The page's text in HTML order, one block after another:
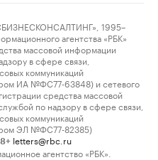
1995–
агентства «РБК»
массовой информации
в сфере связи,
коммуникаций
ИА №ФС77-63848) и сетевого
средства массовой
по надзору в сфере связи,
коммуникаций
ЭЛ №ФС77-82385)
letters@rbc.ru
агентство «РБК».